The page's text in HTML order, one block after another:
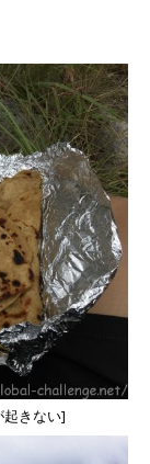
きない]